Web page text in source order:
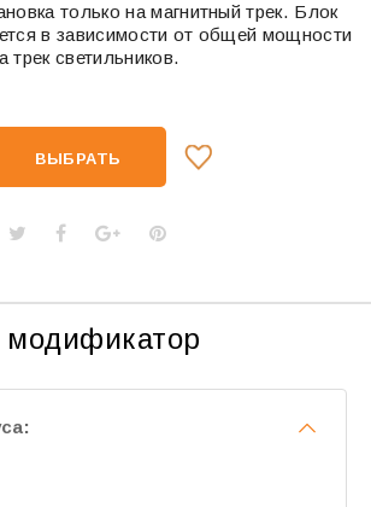
только на магнитный трек. Блок
в зависимости от общей мощности
трек светильников.
ВЫБРАТЬ